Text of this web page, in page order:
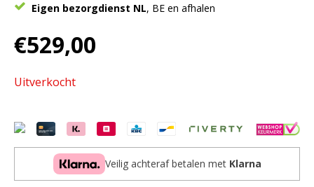
Eigen bezorgdienst NL, BE en afhalen
€529,00
Uitverkocht
Veilig achteraf betalen met Klarna